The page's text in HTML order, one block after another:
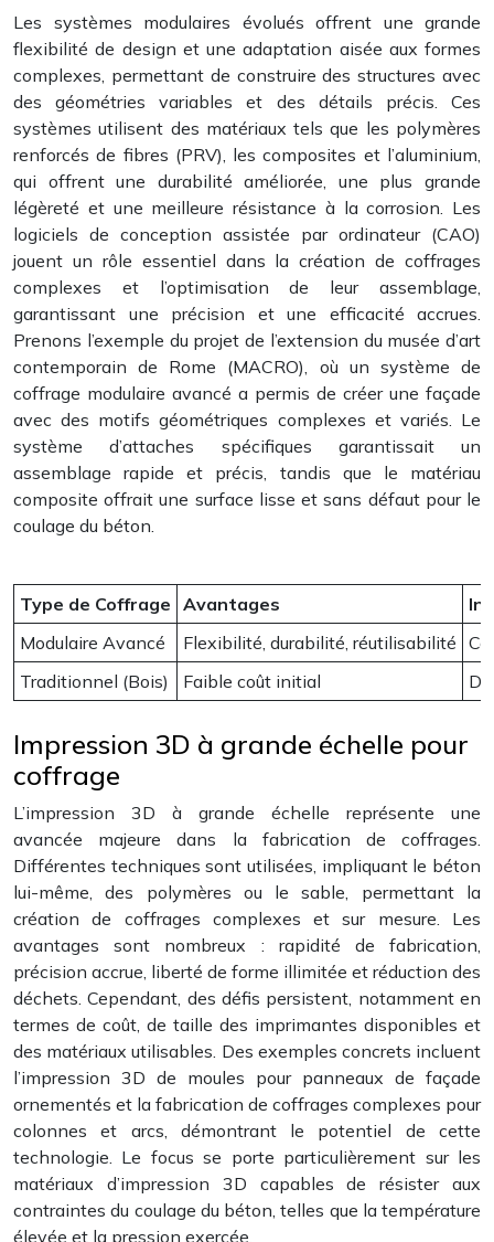
Les systèmes modulaires évolués offrent une grande
flexibilité de design et une adaptation aisée aux formes
complexes, permettant de construire des structures avec
des géométries variables et des détails précis. Ces
systèmes utilisent des matériaux tels que les polymères
renforcés de fibres (PRV), les composites et l’aluminium,
qui offrent une durabilité améliorée, une plus grande
légèreté et une meilleure résistance à la corrosion. Les
logiciels de conception assistée par ordinateur (CAO)
jouent un rôle essentiel dans la création de coffrages
complexes et l’optimisation de leur assemblage,
garantissant une précision et une efficacité accrues.
Prenons l’exemple du projet de l’extension du musée d’art
contemporain de Rome (MACRO), où un système de
coffrage modulaire avancé a permis de créer une façade
avec des motifs géométriques complexes et variés. Le
système d’attaches spécifiques garantissait un
assemblage rapide et précis, tandis que le matériau
composite offrait une surface lisse et sans défaut pour le
coulage du béton.
Type de Coffrage Avantages
Modulaire Avancé
Flexibilité, durabilité, réutilisabilité
Traditionnel (Bois)
Faible coût initial
Impression 3D à grande échelle pour
coffrage
L’impression 3D à grande échelle représente une
avancée majeure dans la fabrication de coffrages.
Différentes techniques sont utilisées, impliquant le béton
lui-même, des polymères ou le sable, permettant la
création de coffrages complexes et sur mesure. Les
avantages sont nombreux : rapidité de fabrication,
précision accrue, liberté de forme illimitée et réduction des
déchets. Cependant, des défis persistent, notamment en
termes de coût, de taille des imprimantes disponibles et
des matériaux utilisables. Des exemples concrets incluent
l’impression 3D de moules pour panneaux de façade
ornementés et la fabrication de coffrages complexes pour
colonnes et arcs, démontrant le potentiel de cette
technologie. Le focus se porte particulièrement sur les
matériaux d’impression 3D capables de résister aux
contraintes du coulage du béton, telles que la température
élevée et la pression exercée.